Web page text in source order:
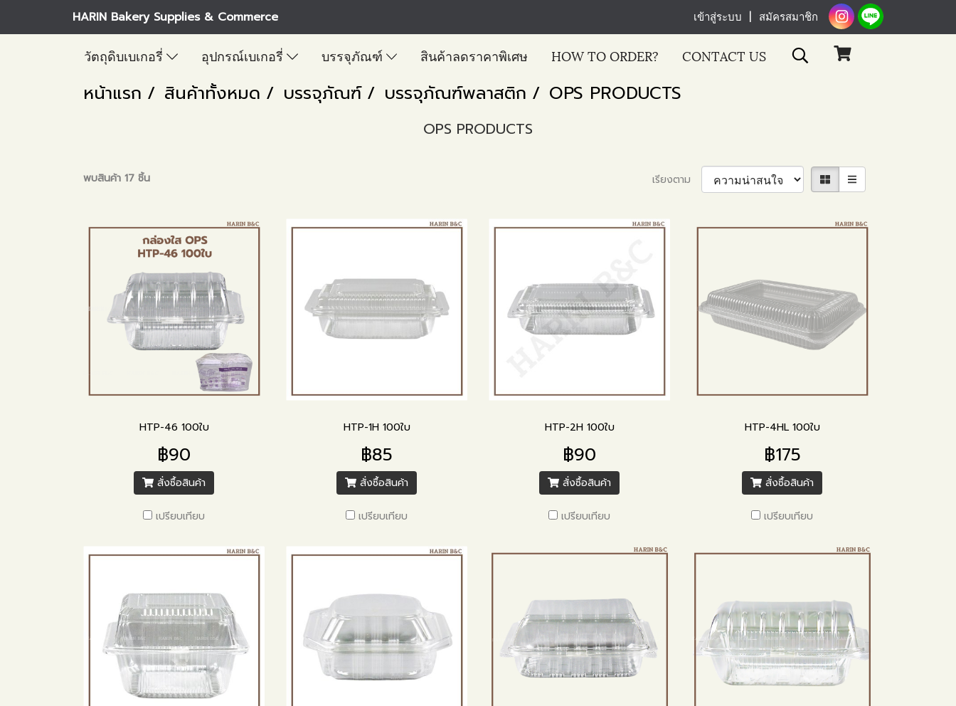
HARIN Bakery Supplies & Commerce เข้าสู่ระบบ สมัครสมาชิก
วัตถุดิบเบเกอรี่ อุปกรณ์เบเกอรี่ บรรจุภัณฑ์ สินค้าลดราคาพิเศษ HOW TO ORDER? CONTACT US
หน้าแรก สินค้าทั้งหมด บรรจุภัณฑ์ บรรจุภัณฑ์พลาสติก OPS PRODUCTS
OPS PRODUCTS
พบสินค้า 17 ชิ้น เรียงตาม
HTP-46 100ใบ
฿90
สั่งซื้อสินค้า
เปรียบเทียบ
HTP-1H 100ใบ
฿85
สั่งซื้อสินค้า
เปรียบเทียบ
HTP-2H 100ใบ
฿90
สั่งซื้อสินค้า
เปรียบเทียบ
HTP-4HL 100ใบ
฿175
สั่งซื้อสินค้า
เปรียบเทียบ